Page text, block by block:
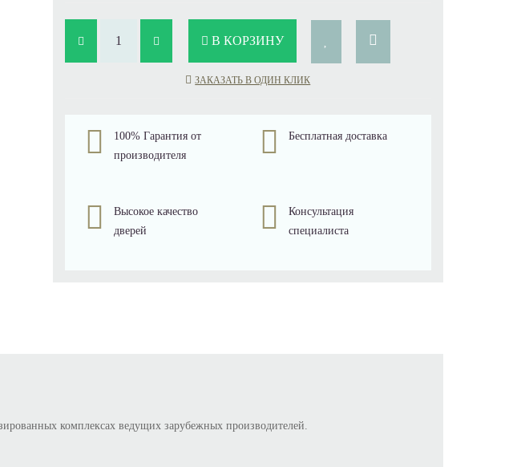
В КОРЗИНУ
ЗАКАЗАТЬ В ОДИН КЛИК
100% Гарантия от
производителя
Бесплатная доставка
Высокое качество
дверей
Консультация
специалиста
комплексах ведущих зарубежных производителей.